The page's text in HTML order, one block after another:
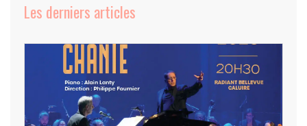
Les derniers articles